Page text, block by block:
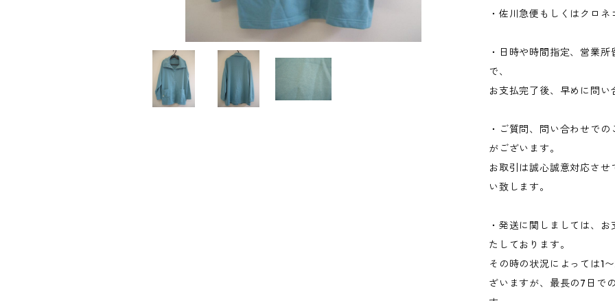
・佐川急便もしくはクロネ
・日時や時間指定、営業
で、
お支払完了後、早めに問い
・ご質問、問い合わせで
がございます。
お取引は誠心誠意対応さ
い致します。
・発送に関しましては、
たしております。
その時の状況によっては1
ざいますが、最長の7日で